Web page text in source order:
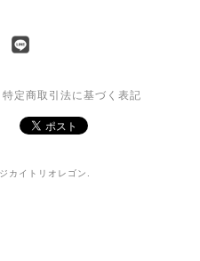
特定商取引法に基づく表記
カイトリオレゴン.